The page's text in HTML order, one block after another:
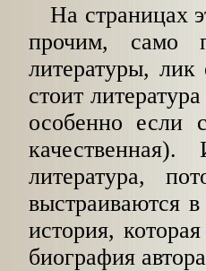
На страницах
про­чим, само
литературы,
стоит
особенно если
литература,
выстраиваются
история,
биография